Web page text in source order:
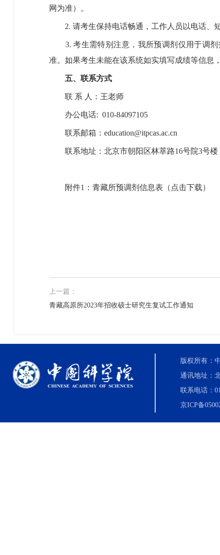
网为准）。
2. 请考生保持电话畅通，工作人员以电话、
3.考生需特别注意，我所预调剂仅用于调
准。如果考生未能在该系统如实填写成绩等信息
五、联系方式
联 系 人：王老师
办公电话: 010-84097105
联系邮箱： education@itpcas.ac.cn
联系地址：北京市朝阳区林萃路16号院3号楼
附件1 ： 青藏所预调剂信息表（点击下载）
上一篇：
青藏高原所2023年招收硕士研究生复试工作通知
版权所有：
通讯地址：
联系电话：
京ICP备